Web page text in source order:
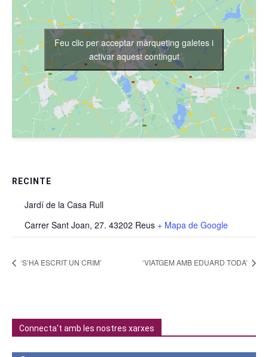
RECINTE
Jardí de la Casa Rull
Carrer Sant Joan, 27. 43202 Reus + Mapa de Google
Feu clic per acceptar màrqueting galetes i
activar aquest contingut
‘S’HA ESCRIT UN CRIM’ ‘VIATGEM AMB EDUARD TODA’
Connecta't amb les nostres xarxes